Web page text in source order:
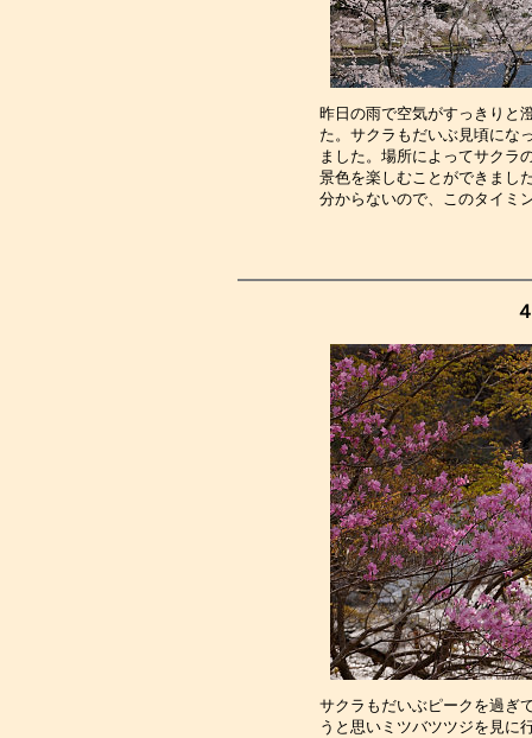
昨日の雨で空気がすっきりと
た。サクラもだいぶ見頃にな
ました。場所によってサクラ
景色を楽しむことができまし
分からないので、この
サクラもだいぶピークを過ぎ
うと思いミツバツツジを見に